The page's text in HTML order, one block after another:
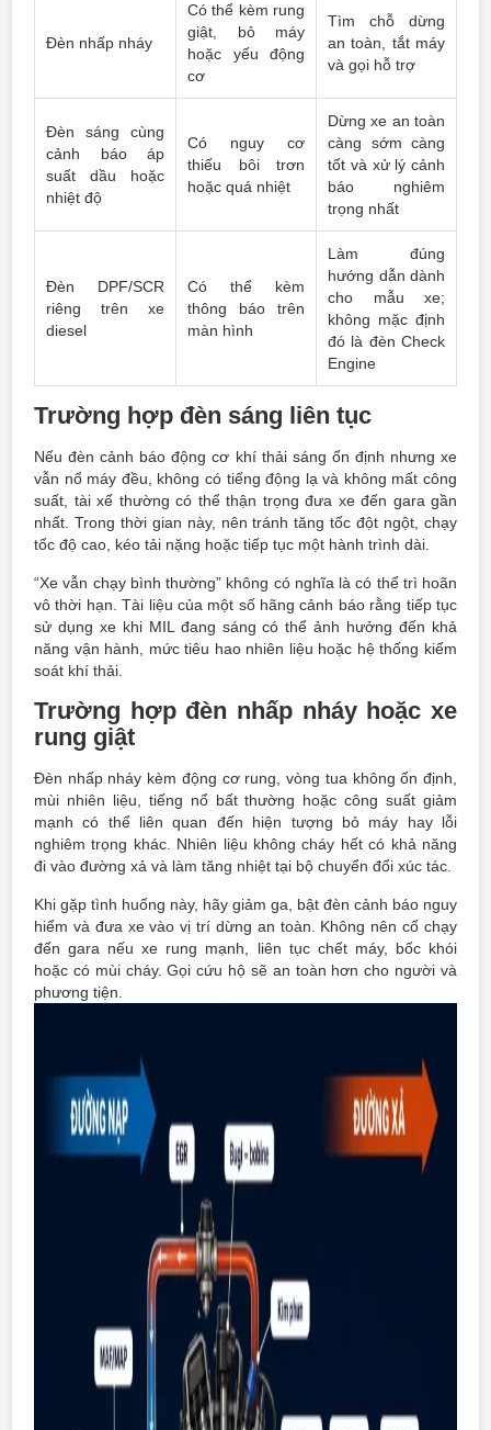
Đèn nhấp nháy
Có thể kèm rung
giật, bỏ máy
hoặc yếu động
cơ
Tìm chỗ dừng
an toàn, tắt máy
và gọi hỗ trợ
Đèn sáng cùng
cảnh báo áp
suất dầu hoặc
nhiệt độ
Có nguy cơ
thiếu bôi trơn
hoặc quá nhiệt
Dừng xe an toàn
càng sớm càng
tốt và xử lý cảnh
báo nghiêm
trọng nhất
Đèn DPF/SCR
riêng trên xe
diesel
Có thể kèm
thông báo trên
màn hình
Làm đúng
hướng dẫn dành
cho mẫu xe;
không mặc định
đó là đèn Check
Engine
Trường hợp đèn sáng liên tục
Nếu đèn cảnh báo động cơ khí thải sáng ổn định nhưng xe
vẫn nổ máy đều, không có tiếng động lạ và không mất công
suất, tài xế thường có thể thận trọng đưa xe đến gara gần
nhất. Trong thời gian này, nên tránh tăng tốc đột ngột, chạy
tốc độ cao, kéo tải nặng hoặc tiếp tục một hành trình dài.
“Xe vẫn chạy bình thường” không có nghĩa là có thể trì hoãn
vô thời hạn. Tài liệu của một số hãng cảnh báo rằng tiếp tục
sử dụng xe khi MIL đang sáng có thể ảnh hưởng đến khả
năng vận hành, mức tiêu hao nhiên liệu hoặc hệ thống kiểm
soát khí thải.
Trường hợp đèn nhấp nháy hoặc xe
rung giật
Đèn nhấp nháy kèm động cơ rung, vòng tua không ổn định,
mùi nhiên liệu, tiếng nổ bất thường hoặc công suất giảm
mạnh có thể liên quan đến hiện tượng bỏ máy hay lỗi
nghiêm trọng khác. Nhiên liệu không cháy hết có khả năng
đi vào đường xả và làm tăng nhiệt tại bộ chuyển đổi xúc tác.
Khi gặp tình huống này, hãy giảm ga, bật đèn cảnh báo nguy
hiểm và đưa xe vào vị trí dừng an toàn. Không nên cố chạy
đến gara nếu xe rung mạnh, liên tục chết máy, bốc khói
hoặc có mùi cháy. Gọi cứu hộ sẽ an toàn hơn cho người và
phương tiện.